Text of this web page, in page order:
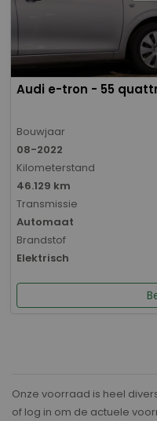
Audi e-tron - 55
Bouwjaar
08-2022
Kilometerstand
46.129 km
Transmissie
Automaat
Brandstof
Elektrisch
Onze voorraad is heel
of log in om de actuele